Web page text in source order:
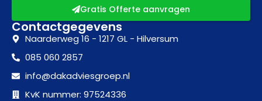
Gratis Offerte aanvragen
Contactgegevens
Naarderweg 16 - 1217 GL - Hilversum
085 060 2857
info@dakadviesgroep.nl
KvK nummer: 97524336